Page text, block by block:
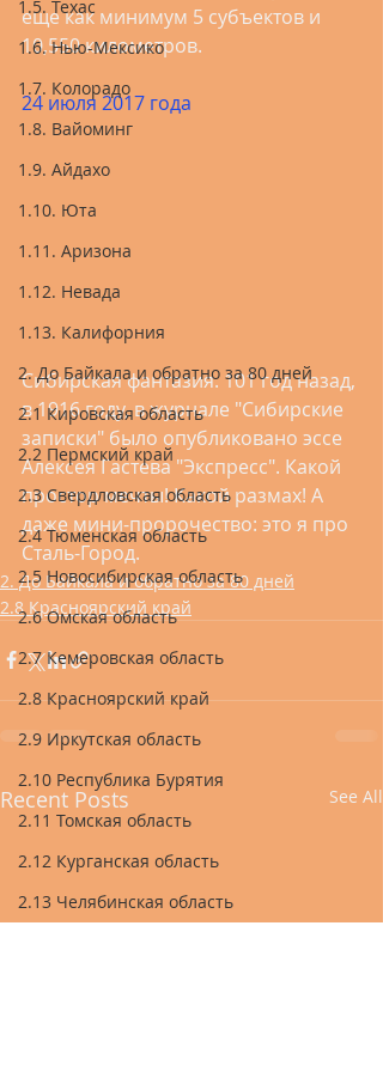
1.5. Техас
1.6. Нью-Мексико
1.7. Колорадо
1.8. Вайоминг
1.9. Айдахо
1.10. Юта
1.11. Аризона
1.12. Невада
1.13. Калифорния
2. До Байкала и обратно за 80 дней
2.1 Кировская область
2.2 Пермский край
2.3 Свердловская область
2.4 Тюменская область
2.5 Новосибирская область
2.6 Омская область
2.7 Кемеровская область
2.8 Красноярский край
2.9 Иркутская область
2.10 Республика Бурятия
2.11 Томская область
2.12 Курганская область
2.13 Челябинская область
еще как минимум 5 субъектов и
10,550 километров.
24 июля 2017 года
Сибирская фантазия. 101 год назад,
в 1916 году, в журнале "Сибирские
записки" было опубликовано эссе
Алексея Гастева "Экспресс". Какой
простор мечты! Какой размах! А
даже мини-пророчество: это я про
Сталь-Город.
2. До Байкала и обратно за 80 дней
2.8 Красноярский край
Recent Posts See All